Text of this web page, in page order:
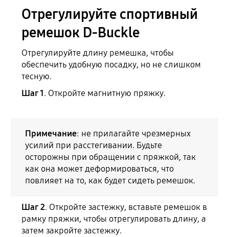
Отрегулируйте спортивный
ремешок D-Buckle
Отрегулируйте длину ремешка, чтобы
обеспечить удобную посадку, но не слишком
тесную.
Шаг 1. Откройте магнитную пряжку.
Примечание: не прилагайте чрезмерных
усилий при расстегивании. Будьте
осторожны при обращении с пряжкой, так
как она может деформироваться, что
повлияет на то, как будет сидеть ремешок.
Шаг 2. Откройте застежку, вставьте ремешок в
рамку пряжки, чтобы отрегулировать длину, а
затем закройте застежку.